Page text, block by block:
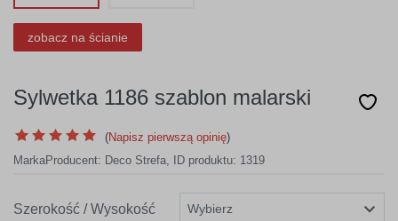
zobacz na ścianie
Sylwetka 1186 szablon malarski
(Napisz pierwszą opinię)
MarkaProducent: Deco Strefa, ID produktu: 1319
Szerokość / Wysokość